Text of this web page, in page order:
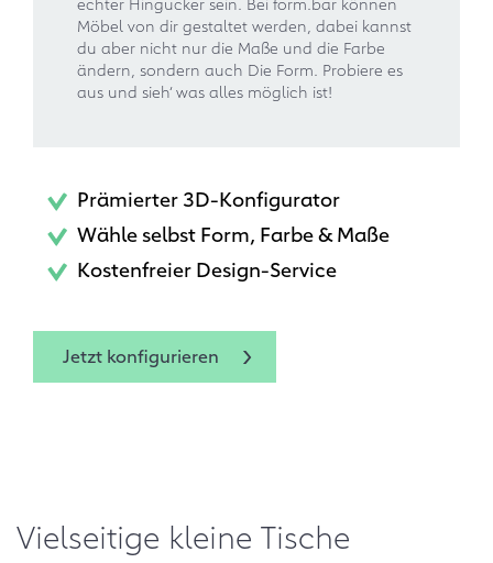
Möbel von dir gestaltet werden, dabei kannst
du aber nicht nur die Maße und die Farbe
ändern, sondern auch Die Form. Probiere es
aus und sieh‘ was alles möglich ist!
Prämierter 3D-Konfigurator
Wähle selbst Form, Farbe & Maße
Kostenfreier Design-Service
Jetzt konfigurieren
Vielseitige kleine Tische